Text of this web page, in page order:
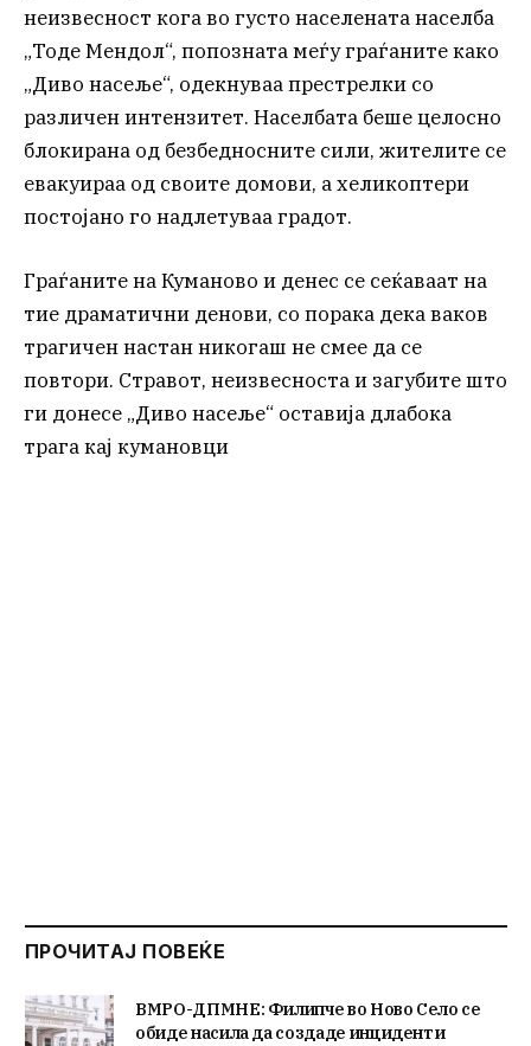
неизвесност кога во густо населената населба
„Тоде Мендол“, попозната меѓу граѓаните како
„Диво насеље“, одекнуваа престрелки со
различен интензитет. Населбата беше целосно
блокирана од безбедносните сили, жителите се
евакуираа од своите домови, а хеликоптери
постојано го надлетуваа градот.
Граѓаните на Куманово и денес се сеќаваат на
тие драматични денови, со порака дека ваков
трагичен настан никогаш не смее да се
повтори. Стравот, неизвесноста и загубите што
ги донесе „Диво насеље“ оставија длабока
трага кај кумановци
ПРОЧИТАЈ ПОВЕЌЕ
ВМРО-ДПМНЕ: Филипче во Ново Село се
обиде насила да создаде инцидент и